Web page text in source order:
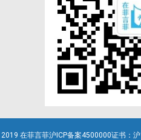
2019 在菲言菲沪ICP备案4500000证书：